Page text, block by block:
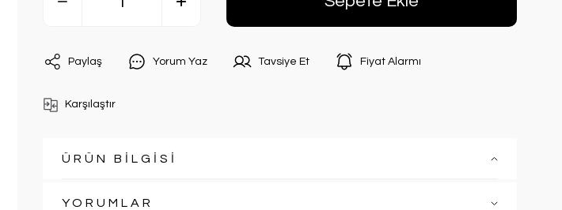
Paylaş Yorum Yaz Tavsiye Et Fiyat Alarmı
Karşılaştır
ÜRÜN BİLGİSİ
YORUMLAR